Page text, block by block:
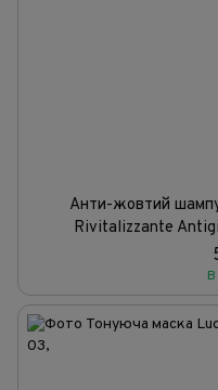
Анти-жовтий
Rivitalizzante
В